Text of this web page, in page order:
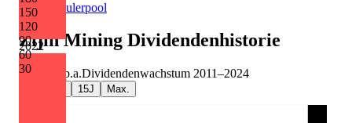
2022
150
120
90
60
30
Quelle: Eulerpool
Zijin Mining Dividendenhistorie
+11,8 % p.a.Dividendenwachstum 2011–2024
15J Max.